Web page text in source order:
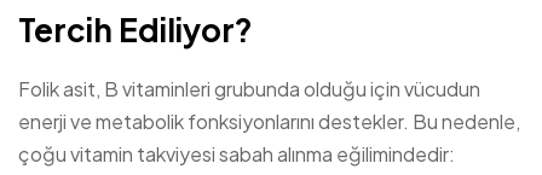
Tercih Ediliyor?
Folik asit, B vitaminleri grubunda olduğu için vücudun
enerji ve metabolik fonksiyonlarını destekler. Bu nedenle,
çoğu vitamin takviyesi sabah alınma eğilimindedir: